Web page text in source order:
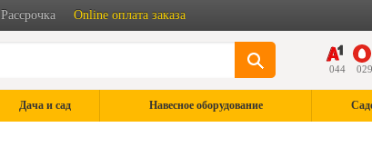
Рассрочка Online оплата заказа
044 029
Дача и сад Навесное оборудование